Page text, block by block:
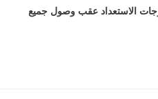
الاستعداد عقب وصول جميع